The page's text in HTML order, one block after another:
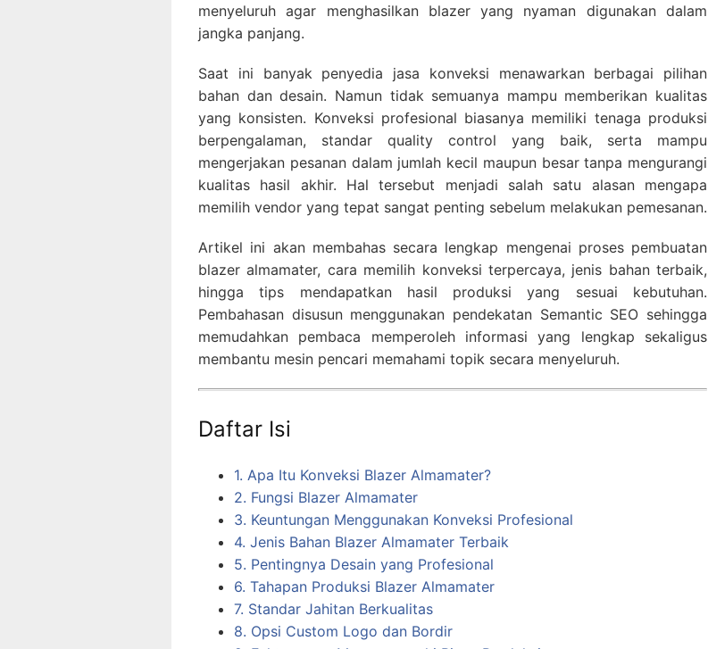
menyeluruh agar menghasilkan blazer yang nyaman digunakan dalam
jangka panjang.
Saat ini banyak penyedia jasa konveksi menawarkan berbagai pilihan
bahan dan desain. Namun tidak semuanya mampu memberikan kualitas
yang konsisten. Konveksi profesional biasanya memiliki tenaga produksi
berpengalaman, standar quality control yang baik, serta mampu
mengerjakan pesanan dalam jumlah kecil maupun besar tanpa mengurangi
kualitas hasil akhir. Hal tersebut menjadi salah satu alasan mengapa
memilih vendor yang tepat sangat penting sebelum melakukan pemesanan.
Artikel ini akan membahas secara lengkap mengenai proses pembuatan
blazer almamater, cara memilih konveksi terpercaya, jenis bahan terbaik,
hingga tips mendapatkan hasil produksi yang sesuai kebutuhan.
Pembahasan disusun menggunakan pendekatan Semantic SEO sehingga
memudahkan pembaca memperoleh informasi yang lengkap sekaligus
membantu mesin pencari memahami topik secara menyeluruh.
Daftar Isi
1. Apa Itu Konveksi Blazer Almamater?
2. Fungsi Blazer Almamater
3. Keuntungan Menggunakan Konveksi Profesional
4. Jenis Bahan Blazer Almamater Terbaik
5. Pentingnya Desain yang Profesional
6. Tahapan Produksi Blazer Almamater
7. Standar Jahitan Berkualitas
8. Opsi Custom Logo dan Bordir